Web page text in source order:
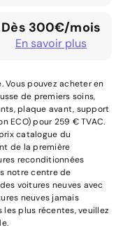
Dès 300€/mois
En savoir plus
Vous pouvez acheter en
de premiers soins,
plaque avant, support
ECO) pour 259 € TVAC.
catalogue du
de la première
reconditionnées
notre centre de
voitures neuves avec
neuves jamais
plus récentes, veuillez